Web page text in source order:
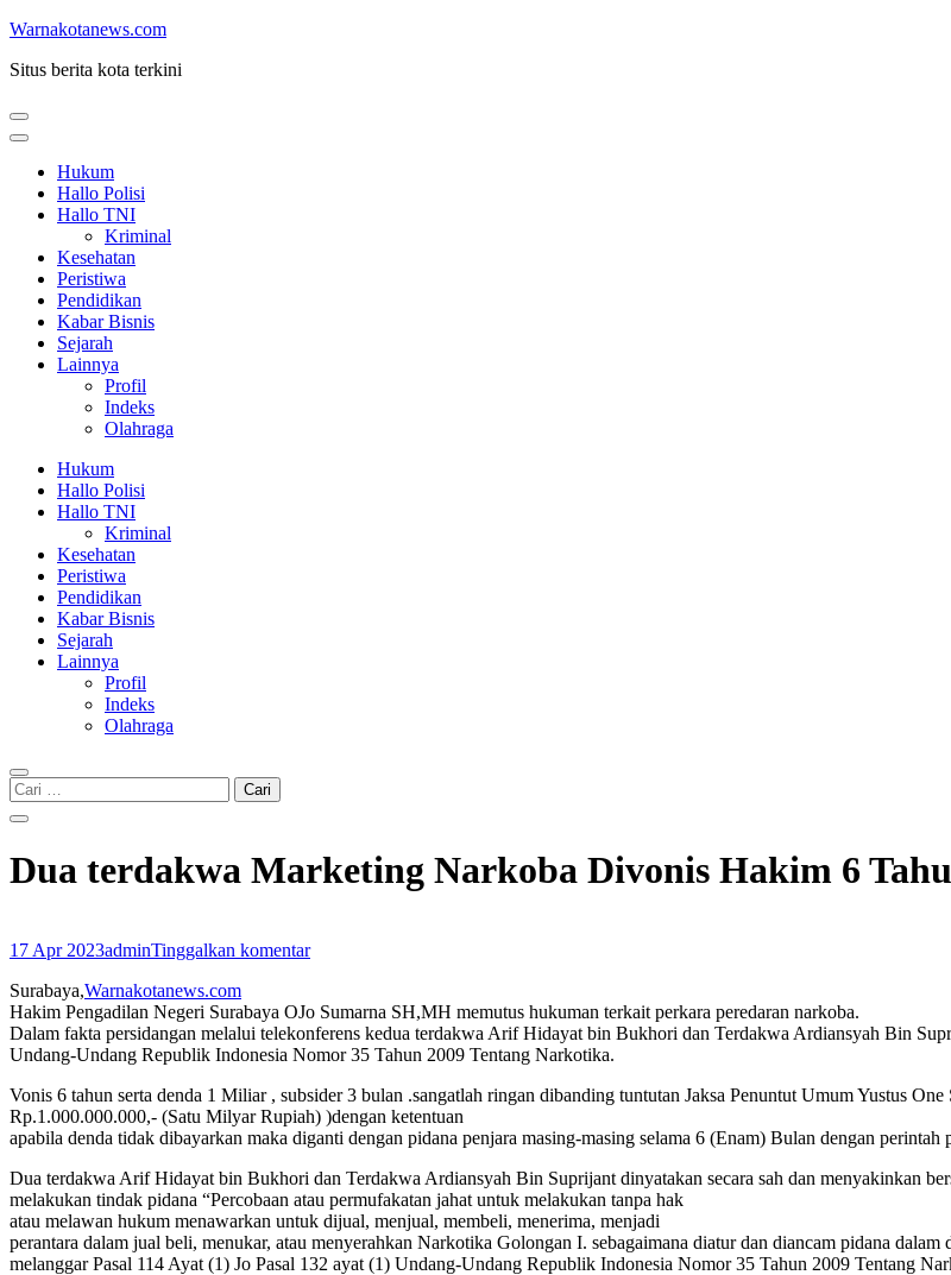
Lompat
konten
Enter)
Warnakotanews.com
Situs berita kota terkini
Hukum
Hallo Polisi
Hallo TNI
Kriminal
Kesehatan
Peristiwa
Pendidikan
Kabar Bisnis
Sejarah
Lainnya
Profil
Indeks
Olahraga
Hukum
Hallo Polisi
Hallo TNI
Kriminal
Kesehatan
Peristiwa
Pendidikan
Kabar Bisnis
Sejarah
Lainnya
Profil
Indeks
Olahraga
Cari
untuk:
Dua terdakwa Marketing Narkoba Divonis Hakim 6
17 Apr 2023adminTinggalkan komentar
Surabaya,Warnakotanews.com
Hakim Pengadilan Negeri Surabaya OJo Sumarna SH,MH memutus hukuman terkait perkara peredaran narkoba.
Dalam fakta persidangan melalui telekonferens kedua terdakwa Arif Hidayat bin Bukhori dan Terdakwa Ardiansyah Bin
Undang-Undang Republik Indonesia Nomor 35 Tahun 2009 Tentang Narkotika.
Vonis 6 tahun serta denda 1 Miliar , subsider 3 bulan .sangatlah ringan dibanding tuntutan Jaksa Penuntut Umum Yustus
Rp.1.000.000.000,- (Satu Milyar Rupiah) )dengan ketentuan
apabila denda tidak dibayarkan maka diganti dengan pidana penjara masing-masing selama 6 (Enam) Bulan dengan
Dua terdakwa Arif Hidayat bin Bukhori dan Terdakwa Ardiansyah Bin Suprijant dinyatakan secara sah dan menyakinkan
melakukan tindak pidana “Percobaan atau permufakatan jahat untuk melakukan tanpa hak
atau melawan hukum menawarkan untuk dijual, menjual, membeli, menerima, menjadi
perantara dalam jual beli, menukar, atau menyerahkan Narkotika Golongan I. sebagaimana diatur dan diancam pidana dalam
melanggar Pasal 114 Ayat (1) Jo Pasal 132 ayat (1) Undang-Undang Republik Indonesia Nomor 35 Tahun 2009 Tentang